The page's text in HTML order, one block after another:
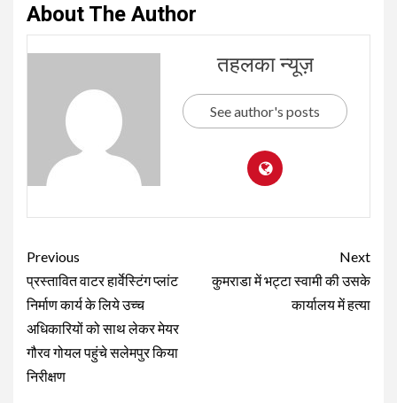
About The Author
तहलका न्यूज़
See author's posts
Continue
Reading
Previous
प्रस्तावित वाटर हार्वेस्टिंग प्लांट
निर्माण कार्य के लिये उच्च
अधिकारियों को साथ लेकर मेयर
गौरव गोयल पहुंचे सलेमपुर किया
निरीक्षण
Next
कुमराडा में भट्टा स्वामी की उसके
कार्यालय में हत्या